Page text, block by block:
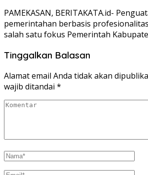
PAMEKASAN, BERITAKATA.id-
pemerintahan berbasis
salah satu fokus Pemerintah
Tinggalkan Balasan
Alamat email Anda tidak akan
wajib ditandai *